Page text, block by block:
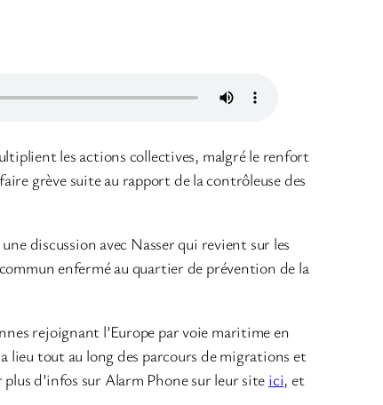
les actions collectives, malgré le renfort
grève suite au rapport de la contrôleuse des
discussion avec Nasser qui revient sur les
enfermé au quartier de prévention de la
rejoignant l’Europe par voie maritime en
lieu tout au long des parcours de migrations et
d’infos sur Alarm Phone sur leur site ici, et